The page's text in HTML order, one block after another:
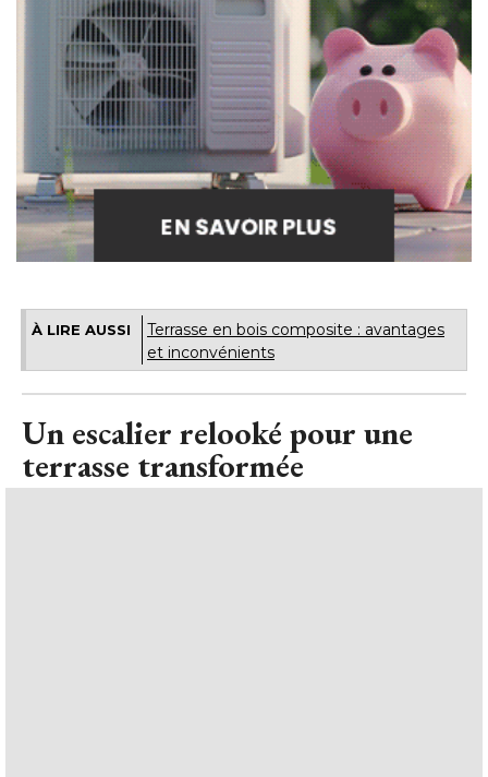
À LIRE AUSSI
Terrasse en bois composite : avantages
et inconvénients
Un escalier relooké pour une
terrasse transformée